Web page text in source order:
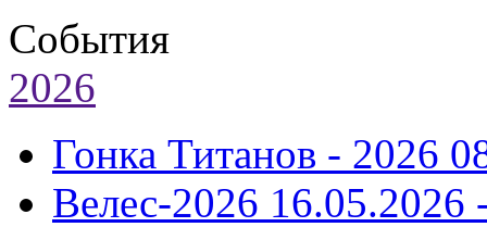
События
2026
Гонка Титанов - 2026
Велес-2026 16.05.2026